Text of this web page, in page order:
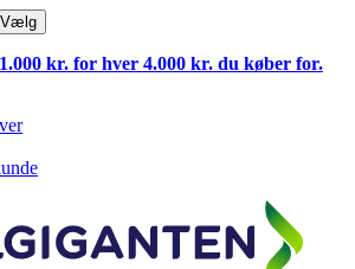
Vælg
kr. for hver 4.000 kr. du køber for.